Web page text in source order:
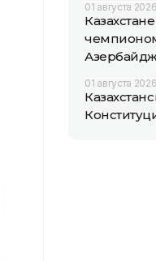
01 августа
01 августа